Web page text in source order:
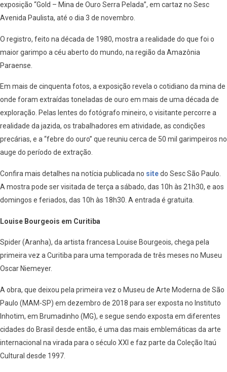
exposição “Gold – Mina de Ouro Serra Pelada”, em cartaz no Sesc
Avenida Paulista, até o dia 3 de novembro.
O registro, feito na década de 1980, mostra a realidade do que foi o
maior garimpo a céu aberto do mundo, na região da Amazônia
Paraense.
Em mais de cinquenta fotos, a exposição revela o cotidiano da mina de
onde foram extraídas toneladas de ouro em mais de uma década de
exploração. Pelas lentes do fotógrafo mineiro, o visitante percorre a
realidade da jazida, os trabalhadores em atividade, as condições
precárias, e a “febre do ouro” que reuniu cerca de 50 mil garimpeiros no
auge do período de extração.
Confira mais detalhes na notícia publicada no sitedo Sesc São Paulo.
A mostra pode ser visitada de terça a sábado, das 10h às 21h30, e aos
domingos e feriados, das 10h às 18h30. A entrada é gratuita.
Louise Bourgeois em Curitiba
Spider (Aranha), da artista francesa Louise Bourgeois, chega pela
primeira vez a Curitiba para uma temporada de três meses no Museu
Oscar Niemeyer.
A obra, que deixou pela primeira vez o Museu de Arte Moderna de São
Paulo (MAM-SP) em dezembro de 2018 para ser exposta no Instituto
Inhotim, em Brumadinho (MG), e segue sendo exposta em diferentes
cidades do Brasil desde então, é uma das mais emblemáticas da arte
internacional na virada para o século XXI e faz parte da Coleção Itaú
Cultural desde 1997.